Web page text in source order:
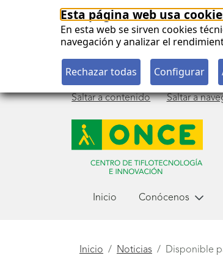
Esta página web usa
En esta web se sirven cookies
navegación y analizar el
Saltar a contenido Saltar a
Inicio Conócenos
Está
Inicio Noticias Disponible